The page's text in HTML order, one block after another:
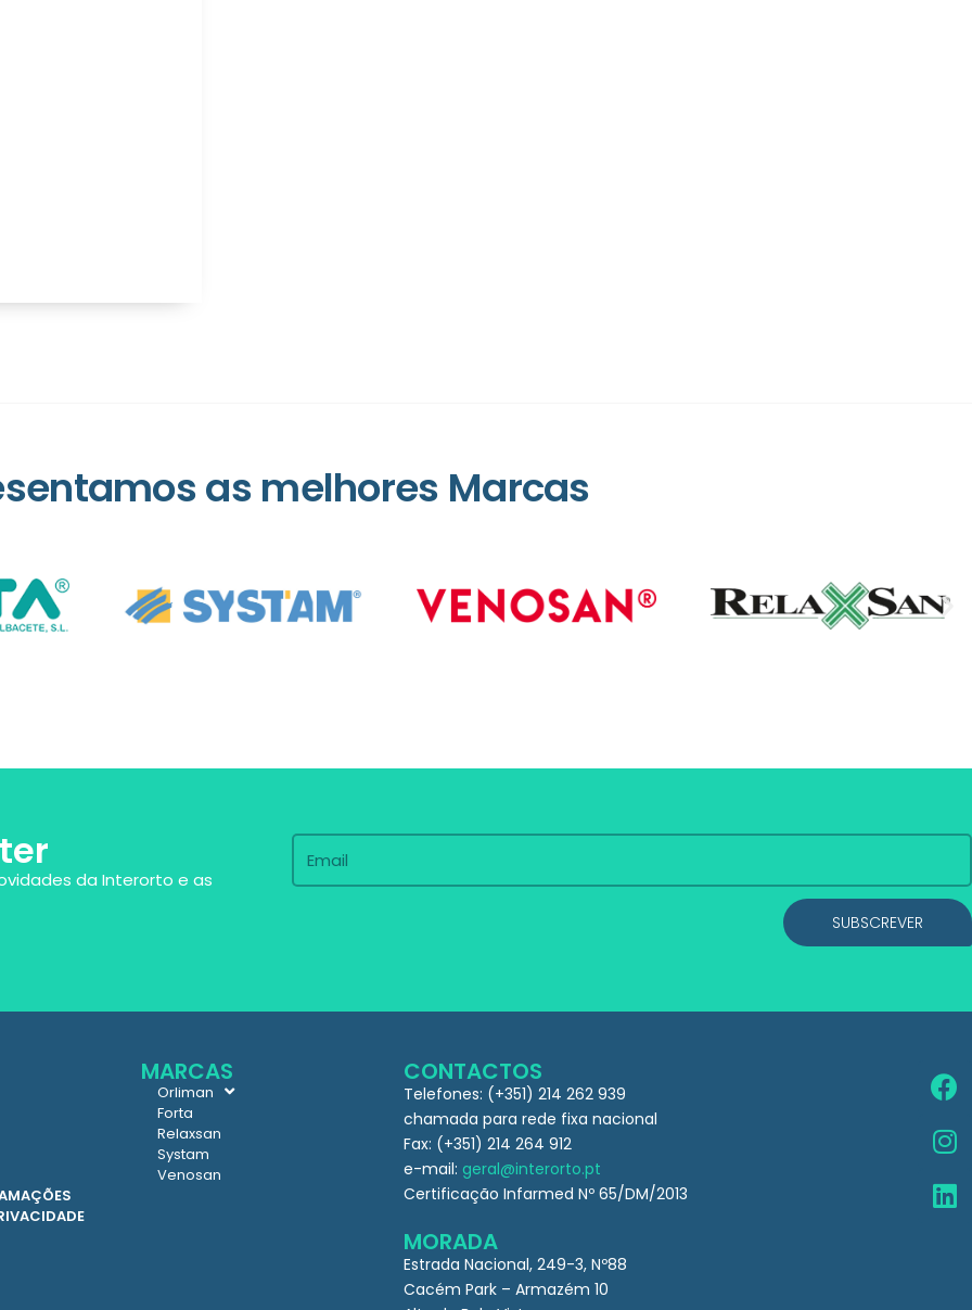
as melhores Marcas
da Interorto e as
SUBSCREVER
MARCAS
Orliman
Forta
Relaxsan
Systam
Venosan
CONTACTOS
Telefones: (+351) 214 262 939
chamada para rede fixa nacional
Fax: (+351) 214 264 912
e-mail: geral@interorto.pt
Certificação Infarmed Nº 65/DM/2013
MORADA
Estrada Nacional, 249-3, Nº88
Cacém Park – Armazém 10